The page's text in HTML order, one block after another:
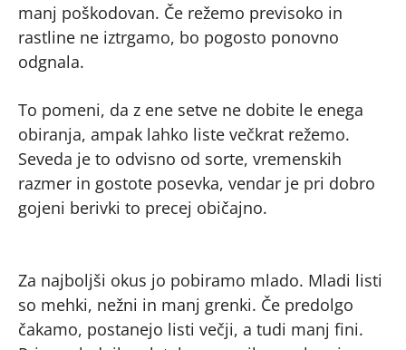
manj poškodovan. Če režemo previsoko in
rastline ne iztrgamo, bo pogosto ponovno
odgnala.
To pomeni, da z ene setve ne dobite le enega
obiranja, ampak lahko liste večkrat režemo.
Seveda je to odvisno od sorte, vremenskih
razmer in gostote posevka, vendar je pri dobro
gojeni berivki to precej običajno.
Za najboljši okus jo pobiramo mlado. Mladi listi
so mehki, nežni in manj grenki. Če predolgo
čakamo, postanejo listi večji, a tudi manj fini.